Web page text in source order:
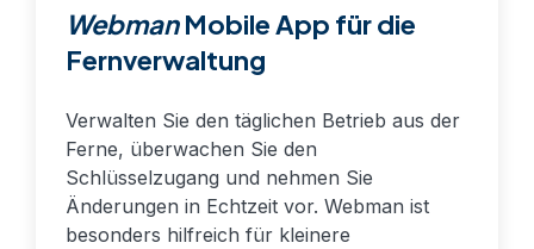
WebmanMobile App für die
Fernverwaltung
Verwalten Sie den täglichen Betrieb aus der
Ferne, überwachen Sie den
Schlüsselzugang und nehmen Sie
Änderungen in Echtzeit vor. Webman ist
besonders hilfreich für kleinere